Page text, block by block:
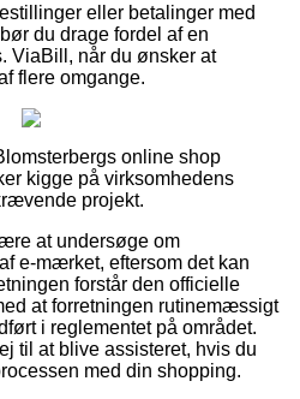
eller betalinger med
du drage fordel af en
ViaBill, når du ønsker at
flere omgange.
online shop
kigge på virksomhedens
projekt.
at undersøge om
e-mærket, eftersom det kan
forstår den officielle
at forretningen rutinemæssigt
i reglementet på området.
til at blive assisteret, hvis du
med din shopping.